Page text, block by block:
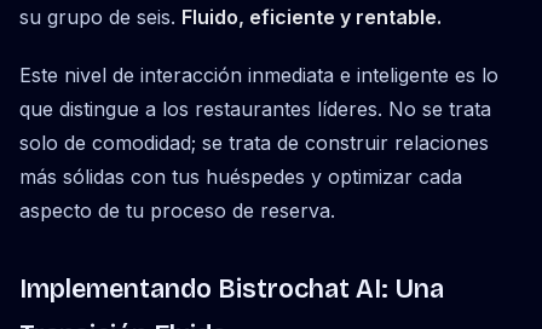
su grupo de seis. Fluido, eficiente y rentable.
Este nivel de interacción inmediata e inteligente es lo
que distingue a los restaurantes líderes. No se trata
solo de comodidad; se trata de construir relaciones
más sólidas con tus huéspedes y optimizar cada
aspecto de tu proceso de reserva.
Implementando Bistrochat AI: Una